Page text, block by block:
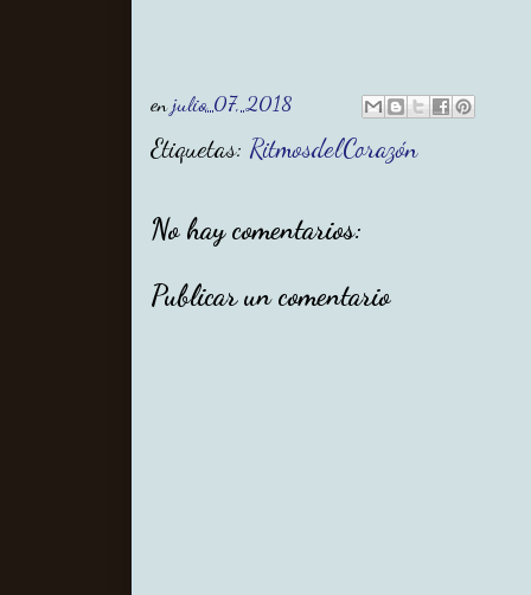
enjulio 07, 2018
Etiquetas: RitmosdelCorazón
No hay comentarios:
Publicar un comentario